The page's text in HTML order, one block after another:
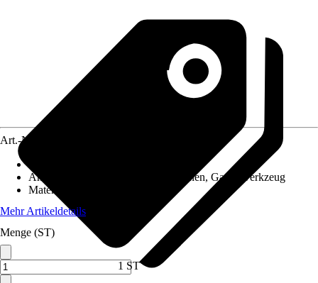
Art.-Nr.
Anwendungsbereich
Gartenmaschinen, Gartenwerkzeug
Material
Mehr Artikeldetails
Menge (ST)
1 ST